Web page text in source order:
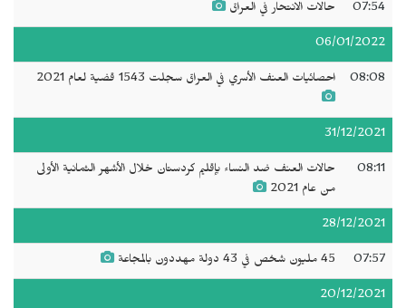
07:54 حالات الانتحار في العراق
06/01/2022
08:08 احصائيات العنف الأسري في العراق سجلت 1543 قضية لعام 2021
31/12/2021
08:11
حالات العنف ضد النساء بإقليم كردستان خلال الأشهر الثمانية الأولى
من عام 2021
28/12/2021
07:57 45 مليون شخص في 43 دولة مهددون بالمجاعة
20/12/2021